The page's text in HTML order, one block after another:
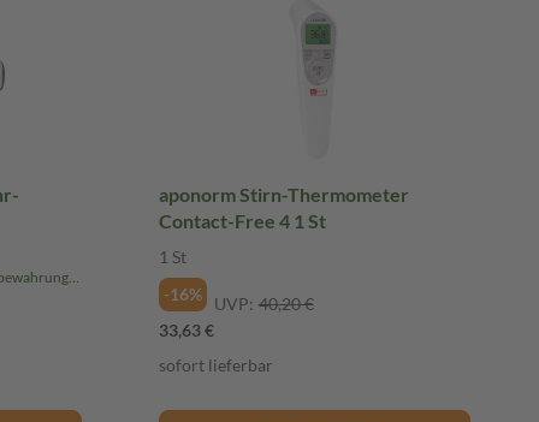
inklusive Bei Braun Thermoscan Aufbewahrungsbox we
aponorm Stirn-Thermometer
Contact-Free 4 1 St
1 St
-16%
UVP: 40,20 €
33,63 €
sofort lieferbar